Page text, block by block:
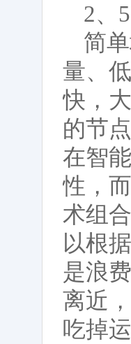
2、
简
量、
快，
的节
在智
性，
术组
以根
是浪
离近
吃掉